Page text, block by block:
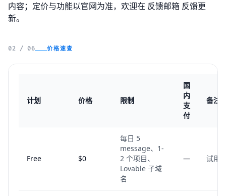
内容；定价与功能以官网为准，欢迎在 反馈邮箱 反馈更
新。
02 / 06 价格速查
计划 价格 限制
国
内
支
付
备注
Free $0
每日 5
message、1-
2 个项目、
Lovable 子域
名
— 试用